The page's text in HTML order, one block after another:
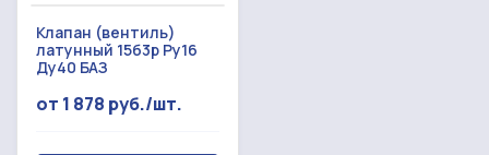
Клапан (вентиль)
латунный 15б3р Ру16
Ду40 БАЗ
от 1 878 руб./шт.